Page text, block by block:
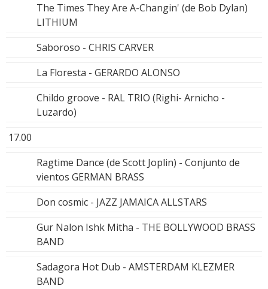
The Times They Are A-Changin' (de Bob Dylan)
LITHIUM
Saboroso - CHRIS CARVER
La Floresta - GERARDO ALONSO
Childo groove - RAL TRIO (Righi- Arnicho -
Luzardo)
17.00
Ragtime Dance (de Scott Joplin) - Conjunto de
vientos GERMAN BRASS
Don cosmic - JAZZ JAMAICA ALLSTARS
Gur Nalon Ishk Mitha - THE BOLLYWOOD BRASS
BAND
Sadagora Hot Dub - AMSTERDAM KLEZMER
BAND